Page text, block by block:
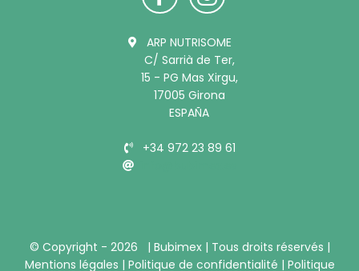
ARP NUTRISOME
C/ Sarrià de Ter,
15 - PG Mas Xirgu,
17005 Girona
ESPAÑA
+34 972 23 89 61
© Copyright - 2026 | Bubimex | Tous droits réservés |
Mentions légales | Politique de confidentialité | Politique